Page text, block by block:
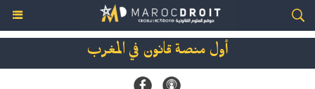
أول منصة قانون في المغرب